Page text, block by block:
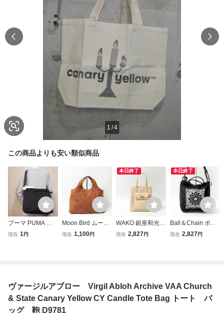
1 /4
この商品よりも安い類似商品
プーマ PUMA 新
品 便利 ロゴ刺繍
現在 1円
Moon Bird ムーン
バード トートバッ
量 鞄 bag
現在 1,100円
本日終了
WAKO 銀座和光
ワコー トートバッ
婦人 鞄 bag
現在 2,827円
本日終了
Ball＆Chain ボー
ルアンドチェーン
ジュアル 鞄 bag
現在 2,827円
ヴァージルアブロー Virgil Abloh Archive VAA Church
& State Canary Yellow CY Candle Tote Bag トート バ
ッグ 鞄 D9781